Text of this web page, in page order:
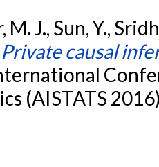
M. J., Sun, Y.,
Private causal
(AISTATS